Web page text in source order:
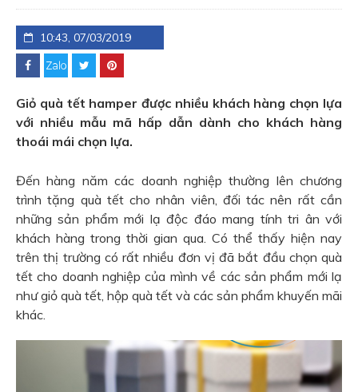
10:43, 07/03/2019
Giỏ quà tết hamper được nhiều khách hàng chọn lựa
với nhiều mẫu mã hấp dẫn dành cho khách hàng
thoái mái chọn lựa.
Đến hàng năm các doanh nghiệp thường lên chương
trình tặng quà tết cho nhân viên, đối tác nên rất cần
những sản phẩm mới lạ độc đáo mang tính tri ân với
khách hàng trong thời gian qua. Có thể thấy hiện nay
trên thị trường có rất nhiều đơn vị đã bắt đầu chọn quà
tết cho doanh nghiệp của mình về các sản phẩm mới lạ
như giỏ quà tết, hộp quà tết và các sản phẩm khuyến mãi
khác.